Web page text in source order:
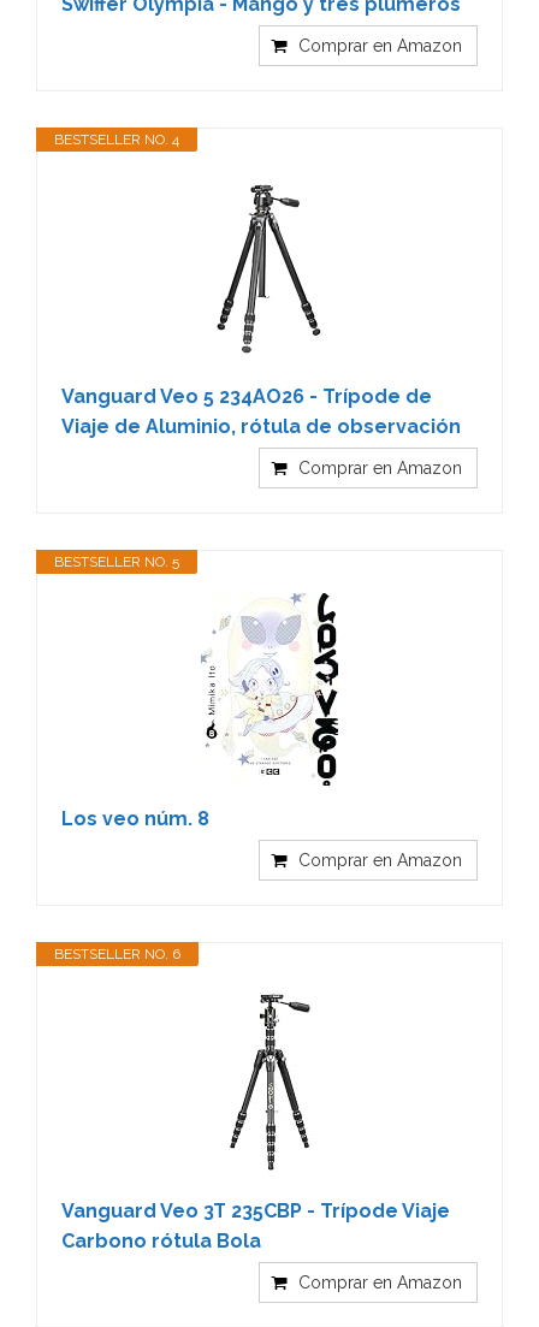
Comprar en Amazon
BESTSELLER NO. 4
Vanguard Veo 5 234AO26 - Trípode de
Viaje de Aluminio, rótula de observación
Comprar en Amazon
BESTSELLER NO. 5
Los veo núm. 8
Comprar en Amazon
BESTSELLER NO. 6
Vanguard Veo 3T 235CBP - Trípode Viaje
Carbono rótula Bola
Comprar en Amazon